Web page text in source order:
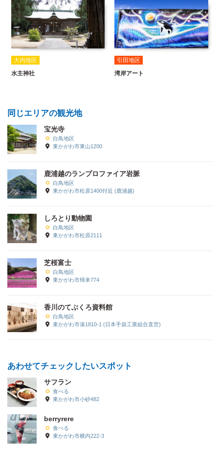
大内地区
水主神社
引田地区
湾岸アート
同じエリアの観光地
宝光寺
白鳥地区
東かがわ市東山1200
鹿浦越のランプロファイア岩脈
白鳥地区
東かがわ市松原1400付近 (鹿浦越)
しろとり動物園
白鳥地区
東かがわ市松原2111
芝桜富士
白鳥地区
東かがわ市帰来774
香川のてぶくろ資料館
白鳥地区
東かがわ市湊1810-1 (日本手袋工業組合直営)
あわせてチェックしたいスポット
サフラン
食べる
東かがわ市小砂482
berryrere
食べる
東かがわ市横内222-3